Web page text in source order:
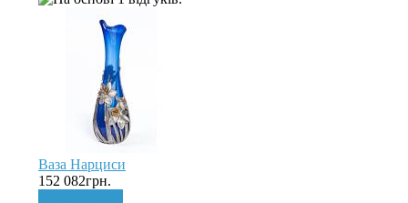
Ваза Нарциси
152 082грн.